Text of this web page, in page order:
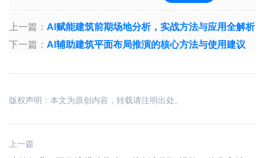
上一篇： AI赋能建筑前期场地分析，实战方法与应用全解析
下一篇： AI辅助建筑平面布局推演的核心方法与使用建议
版权声明：本文为原创内容，转载请注明出处。
上一篇